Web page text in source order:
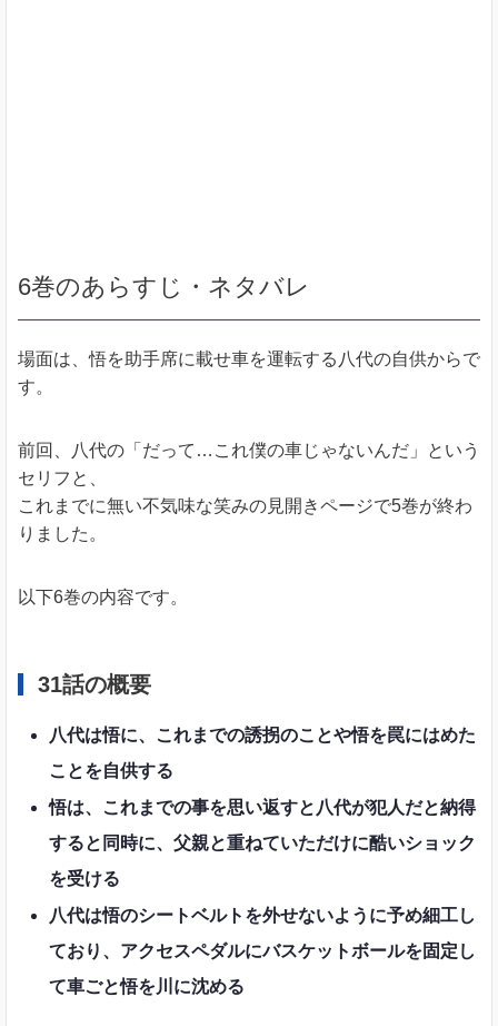
6巻のあらすじ・ネタバレ
場面は、悟を助手席に載せ車を運転する八代の自供からで
す。
前回、八代の「だって…これ僕の車じゃないんだ」という
セリフと、
これまでに無い不気味な笑みの見開きページで5巻が終わ
りました。
以下6巻の内容です。
31話の概要
八代は悟に、これまでの誘拐のことや悟を罠にはめた
ことを自供する
悟は、これまでの事を思い返すと八代が犯人だと納得
すると同時に、父親と重ねていただけに酷いショック
を受ける
八代は悟のシートベルトを外せないように予め細工し
ており、アクセスペダルにバスケットボールを固定し
て車ごと悟を川に沈める